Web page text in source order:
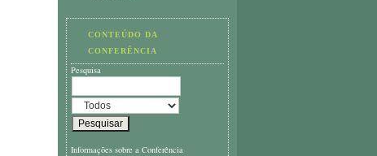
CONTEÚDO DA
CONFERÊNCIA
Pesquisa
Informações sobre a Conferência